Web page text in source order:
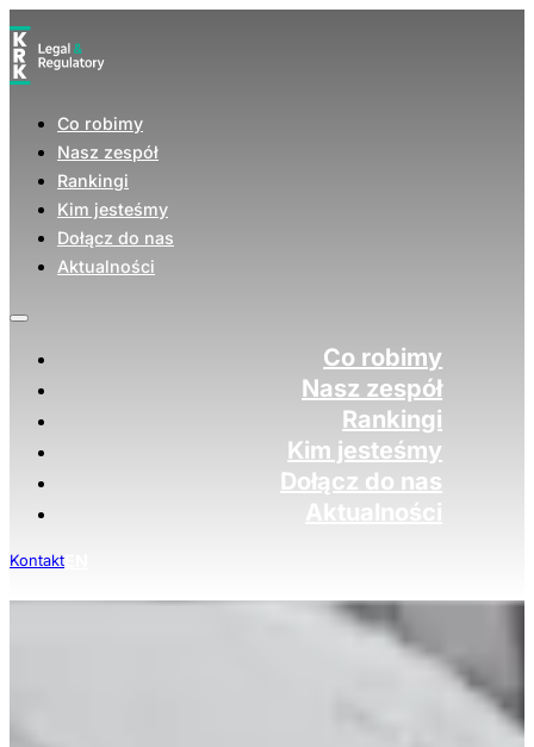
Co robimy
Nasz zespół
Rankingi
Kim jesteśmy
Dołącz do nas
Aktualności
Co robimy
Nasz zespół
Rankingi
Kim jesteśmy
Dołącz do nas
Aktualności
Kontakt